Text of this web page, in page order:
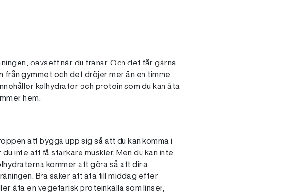
oavsett när du tränar. Och det får gärna
från gymmet och det dröjer mer än en timme
kolhydrater och protein som du kan äta
hem.
att bygga upp sig så att du kan komma i
inte att få starkare muskler. Men du kan inte
kommer att göra så att dina
Bra saker att äta till middag efter
äta en vegetarisk proteinkälla som linser,